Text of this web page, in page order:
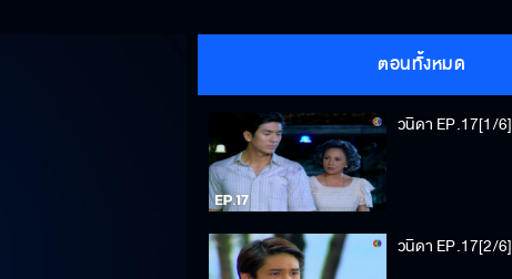
ตอนทั้งหมด
วนิดา EP.17[1/6]
วนิดา EP.17[2/6]